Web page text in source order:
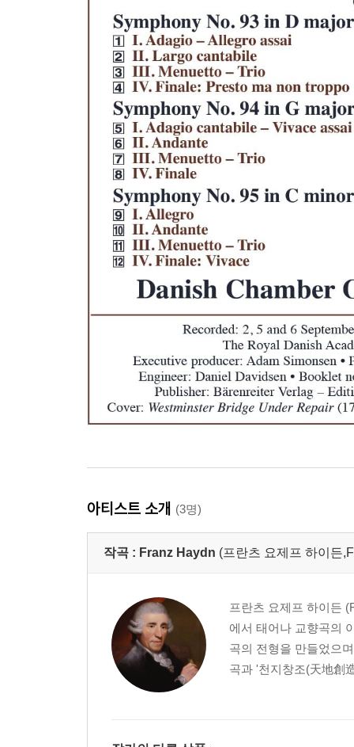
아티스트 소개 (3명)
작곡 : Franz Haydn (프란츠 요제프 하이든
프란츠 요제프 하이든
에서 태어나 교향곡의
곡의 전형을 만들었으
곡과 '천지창조(天地創